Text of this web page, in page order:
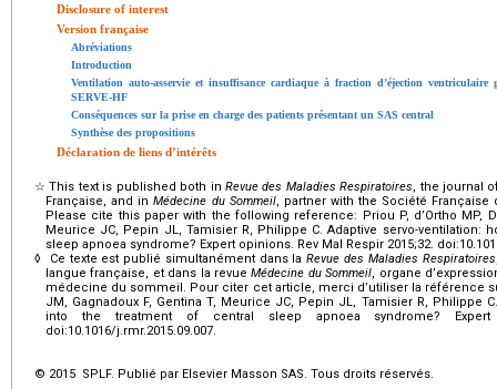
Disclosure of interest
Version française
Abréviations
Introduction
Ventilation auto-asservie et insuffisance cardiaque à fraction d’éjection
SERVE-HF
Conséquences sur la prise en charge des patients présentant un SAS central
Synthèse des propositions
Déclaration de liens d’intérêts
☆ This text is published both in Revue des Maladies Respiratoires , the journal
Française, and inMédecine du Sommeil, partner with the Société
Please cite this paper with the following reference: Priou P, d’Ortho MP,
Meurice JC, Pepin JL, Tamisier R, Philippe C. Adaptive servo-ventilation:
sleep apnoea syndrome? Expert opinions. Rev Mal Respir 2015;32.
◊
Ce texte est publié simultanément dans laRevue des Maladies Respiratoires
langue française, et dans la revueMédecine du Sommeil , organe
médecine du sommeil. Pour citer cet article, merci d’utiliser la référence
JM, Gagnadoux F, Gentina T, Meurice JC, Pepin JL, Tamisier R, Philippe
into the treatment of central sleep apnoea syndrome? Expert
doi:10.1016/j.rmr.2015.09.007.
© 2015 SPLF. Publié par Elsevier Masson SAS. Tous droits réservés.